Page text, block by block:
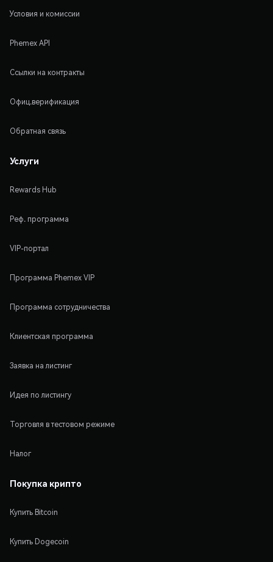
Условия и комиссии
Phemex API
Ссылки на контракты
Офиц.верификация
Обратная связь
Услуги
Rewards Hub
Реф. программа
VIP-портал
Программа Phemex VIP
Программа сотрудничества
Клиентская программа
Заявка на листинг
Идея по листингу
Торговля в тестовом режиме
Налог
Покупка крипто
Купить Bitcoin
Купить Dogecoin